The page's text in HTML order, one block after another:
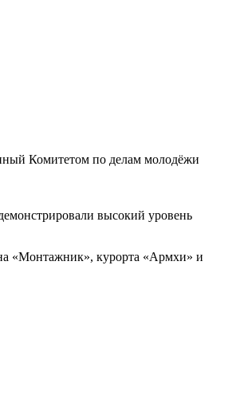
Комитетом по делам молодёжи
высокий уровень
«Монтажник», курорта «Армхи» и